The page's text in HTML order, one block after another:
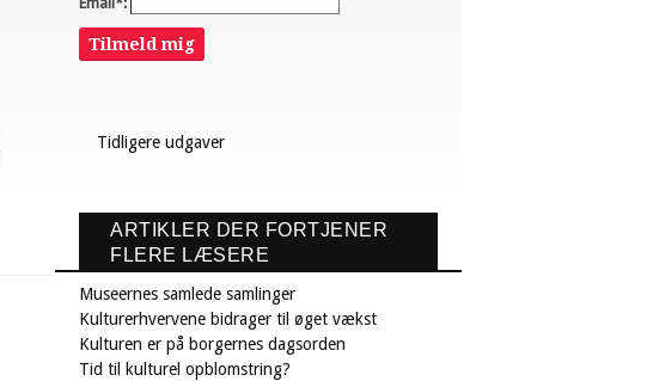
Tilmeld mig
Tidligere udgaver
ARTIKLER DER FORTJENER
FLERE LÆSERE
Museernes samlede samlinger
Kulturerhvervene bidrager til øget vækst
Kulturen er på borgernes dagsorden
Tid til kulturel opblomstring?